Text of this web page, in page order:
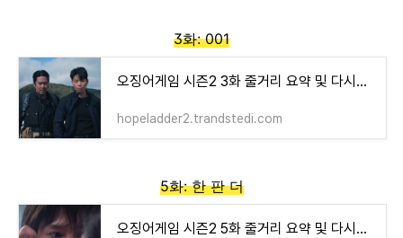
3화: 001
오징어게임 시즌2 3화 줄거리 요약 및 다시보기
hopeladder2.trandstedi.com
5화: 한 판 더
오징어게임 시즌2 5화 줄거리 요약 및 다시보기